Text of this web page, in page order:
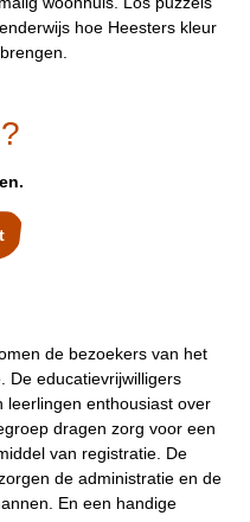
hoe Heesters kleur
de bezoekers van het
De educatievrijwilligers
leerlingen enthousiast over
dragen zorg voor een
van registratie. De
de administratie en de
En een handige